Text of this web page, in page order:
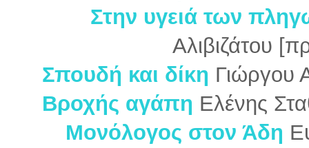
Στην υγειά των
Αλιβιζάτου
Σπουδή και δίκη Γιώργου
Βροχής αγάπη Ελένης
Μονόλογος στον Άδη